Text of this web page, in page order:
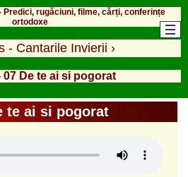
rugăciuni, filme, cărți, conferințe
ortodoxe
- Cantarile Invierii ›
07 De te ai si pogorat
te ai si pogorat